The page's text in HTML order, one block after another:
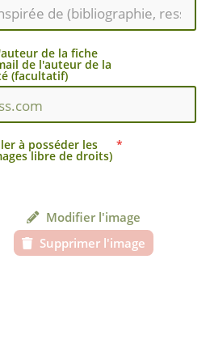
de la fiche
de l'auteur de la
(facultatif)
à posséder les
libre de droits)
Modifier l'image
Supprimer l'image